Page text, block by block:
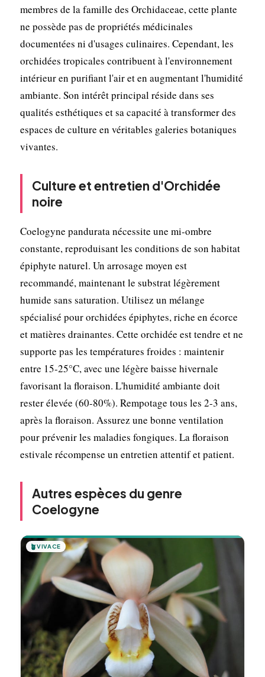
membres de la famille des Orchidaceae, cette plante
ne possède pas de propriétés médicinales
documentées ni d'usages culinaires. Cependant, les
orchidées tropicales contribuent à l'environnement
intérieur en purifiant l'air et en augmentant l'humidité
ambiante. Son intérêt principal réside dans ses
qualités esthétiques et sa capacité à transformer des
espaces de culture en véritables galeries botaniques
vivantes.
Culture et entretien d'Orchidée
noire
Coelogyne pandurata nécessite une mi-ombre
constante, reproduisant les conditions de son habitat
épiphyte naturel. Un arrosage moyen est
recommandé, maintenant le substrat légèrement
humide sans saturation. Utilisez un mélange
spécialisé pour orchidées épiphytes, riche en écorce
et matières drainantes. Cette orchidée est tendre et ne
supporte pas les températures froides : maintenir
entre 15-25°C, avec une légère baisse hivernale
favorisant la floraison. L'humidité ambiante doit
rester élevée (60-80%). Rempotage tous les 2-3 ans,
après la floraison. Assurez une bonne ventilation
pour prévenir les maladies fongiques. La floraison
estivale récompense un entretien attentif et patient.
Autres espèces du genre
Coelogyne
🪴VIVACE